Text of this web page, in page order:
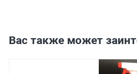
Вас также может